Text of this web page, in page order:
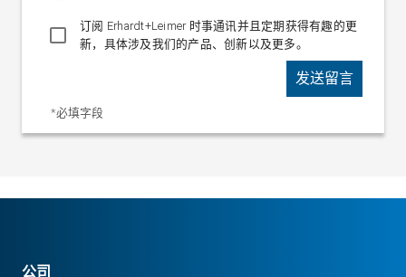
订阅 Erhardt+Leimer 时事通讯并且定期获得有趣的更
新，具体涉及我们的产品、创新以及更多。
*必填字段
发送留言
公司